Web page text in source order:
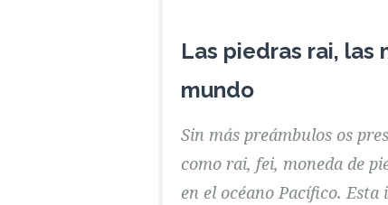
Las piedras rai, las
mundo
Sin más preámbulos os
como rai, fei, moneda de
en el océano Pacífico.